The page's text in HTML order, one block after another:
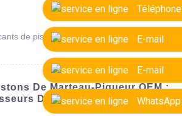
Téléphone
E-mail
E-mail
WhatsApp
de pistons de marteau-piqueur
De Marteau-Piqueur OEM :
De Pièces De Qualité